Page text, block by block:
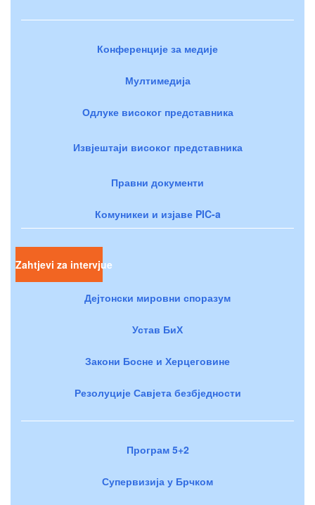
Конференције за медије
Мултимедија
Одлуке високог представника
Извјештаји високог представника
Правни документи
Комуникеи и изјаве PIC-a
Zahtjevi za intervjue
Дејтонски мировни споразум
Устав БиХ
Закони Босне и Херцеговине
Резолуције Савјета безбједности
Програм 5+2
Супервизија у Брчком